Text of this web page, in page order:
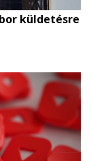
küldetésre